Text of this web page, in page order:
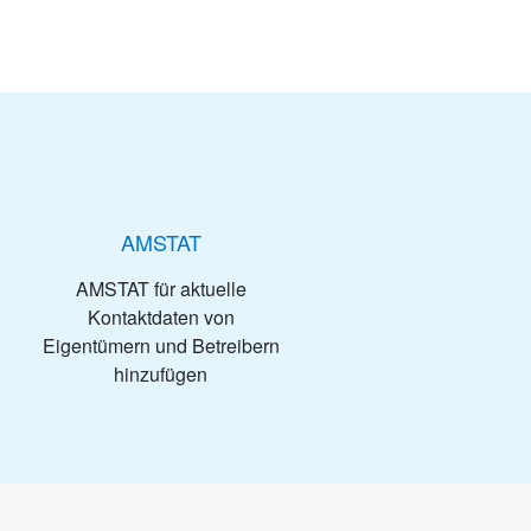
AMSTAT
AMSTAT für aktuelle
Kontaktdaten von
Eigentümern und Betreibern
hinzufügen